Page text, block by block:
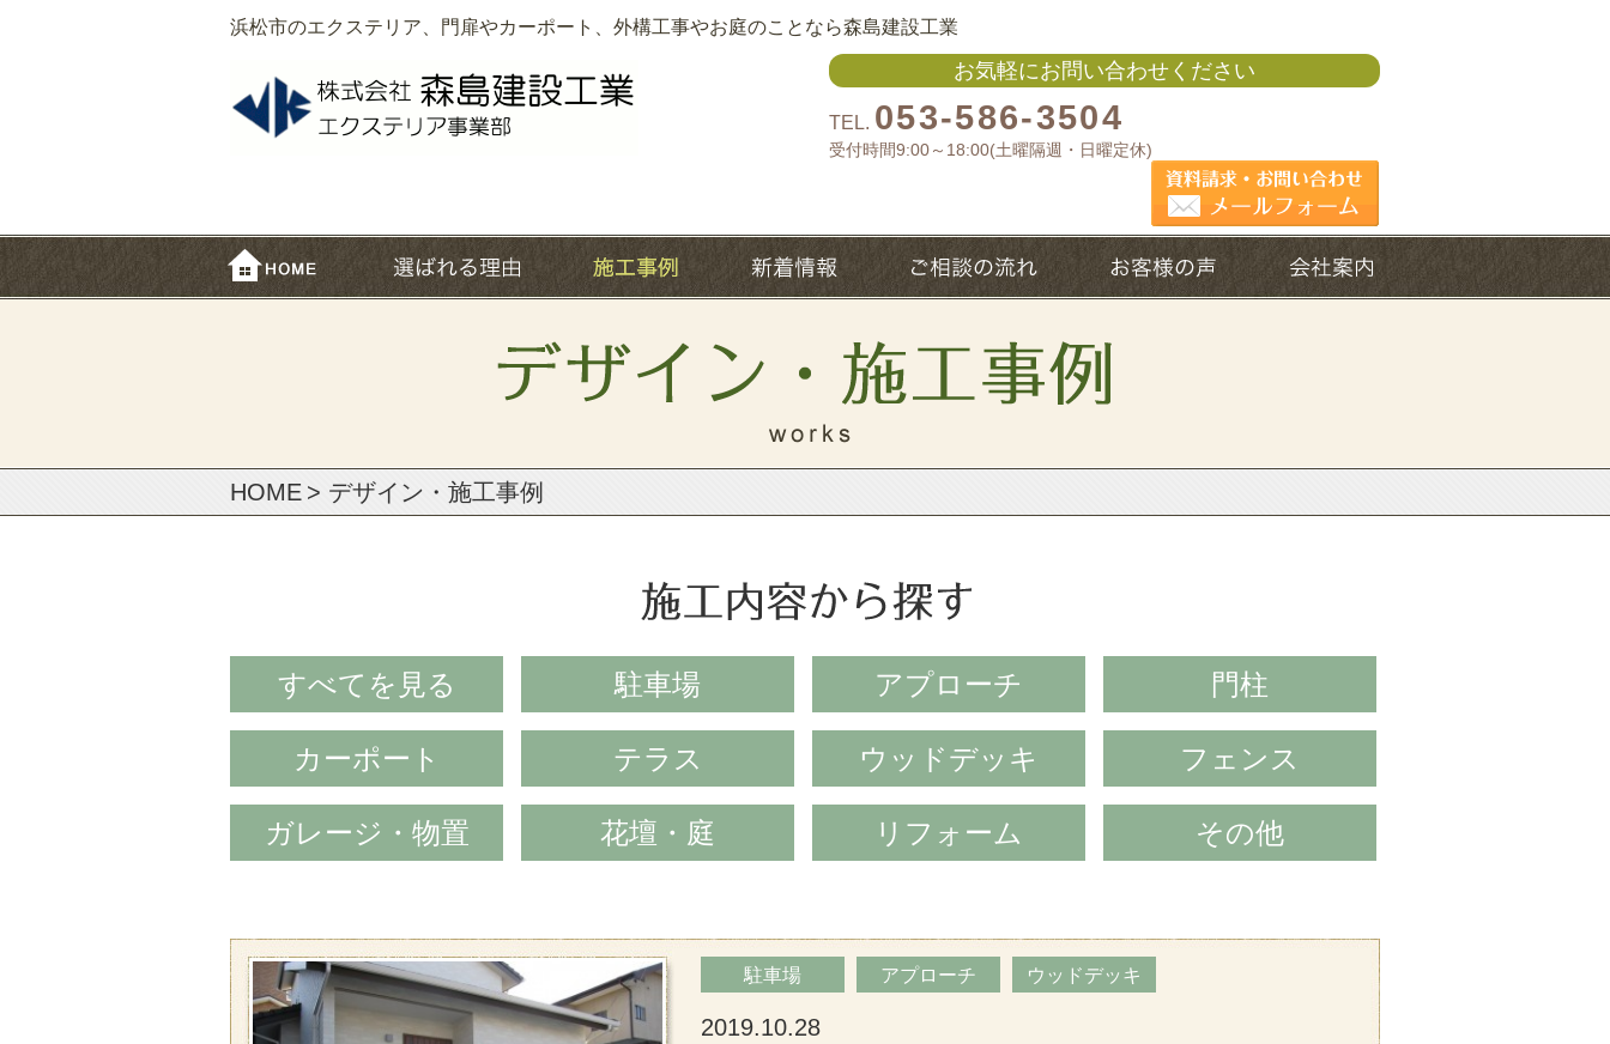
浜松市のエクステリア、門扉やカーポート、外構工事やお庭のことなら森島建設工業
お気軽にお問い合わせください
TEL. 053-586-3504
受付時間9:00～18:00(土曜隔週・日曜定休)
HOME > デザイン・施⼯事例
すべてを⾒る 駐車場 アプローチ 門柱
カーポート テラス ウッドデッキ フェンス
ガレージ・物置 花壇・庭 リフォーム その他
駐車場 アプローチ ウッドデッキ
2019.10.28